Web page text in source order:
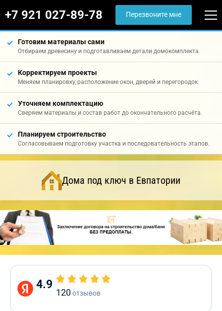
+7 921 027-89-78 Перезвоните мне
Готовим материалы сами
Отбираем древесину и подготавливаем детали домокомплекта.
Корректируем проекты
Меняем планировку, расположение окон, дверей и перегородок.
Уточняем комплектацию
Сверяем материалы и состав работ до окончательного расчёта.
Планируем строительство
Согласовываем подготовку участка и последовательность этапов.
Дома под ключ в Евпатории
4.9
120отзывов